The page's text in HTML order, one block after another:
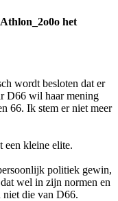
het
wordt besloten dat er
D66 wil haar mening
66. Ik stem er niet meer
een kleine elite.
politiek gewin,
wel in zijn normen en
niet die van D66.